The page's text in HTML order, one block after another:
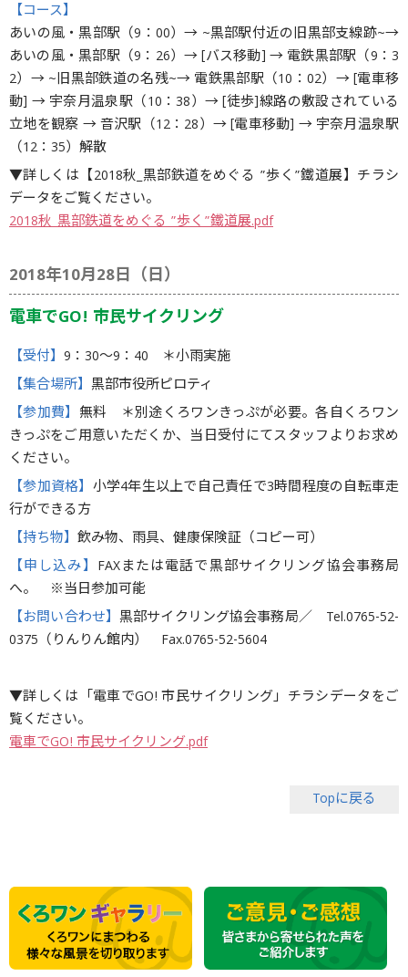
【コース】
あいの風・黒部駅（9：00）→ ~黒部駅付近の旧黒部支線跡~→
あいの風・黒部駅（9：26）→ [バス移動] → 電鉄黒部駅（9：3
2）→ ~旧黒部鉄道の名残~→ 電鉄黒部駅（10：02）→ [電車移
動] → 宇奈月温泉駅（10：38）→ [徒歩]線路の敷設されている
立地を観察 → 音沢駅（12：28）→ [電車移動] → 宇奈月温泉駅
（12：35）解散
▼詳しくは【2018秋_黒部鉄道をめぐる ”歩く”鐵道展】チラシ
データをご覧ください。
2018秋_黒部鉄道をめぐる ”歩く”鐵道展.pdf
2018年10月28日（日）
電車でGO! 市民サイクリング
【受付】 9：30〜9：40 ＊小雨実施
【集合場所】 黒部市役所ピロティ
【参加費】 無料 ＊別途くろワンきっぷが必要。各自くろワン
きっぷをご用意いただくか、当日受付にてスタッフよりお求め
ください。
【参加資格】 小学4年生以上で自己責任で3時間程度の自転車走
行ができる方
【持ち物】 飲み物、雨具、健康保険証（コピー可）
【申し込み】 FAXまたは電話で黒部サイクリング協会事務局
へ。 ※当日参加可能
【お問い合わせ】黒部サイクリング協会事務局／ Tel.0765-52-
0375（りんりん館内） Fax.0765-52-5604
▼詳しくは「電車でGO! 市民サイクリング」チラシデータをご
覧ください。
電車でGO! 市民サイクリング.pdf
Topに戻る